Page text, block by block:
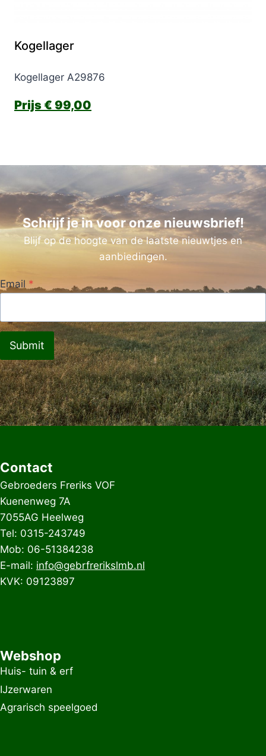
Kogellager
Kogellager A29876
€ 99,00
Schrijf je in voor onze nieuwsbrief!
Blijf op de hoogte van de laatste nieuwtjes en
aanbiedingen.
Email *
Submit
Contact
Gebroeders Freriks VOF
Kuenenweg 7A
7055AG Heelweg
Tel: 0315-243749
Mob: 06-51384238
E-mail: info@gebrfrerikslmb.nl
KVK: 09123897
Webshop
Huis- tuin & erf
IJzerwaren
Agrarisch speelgoed